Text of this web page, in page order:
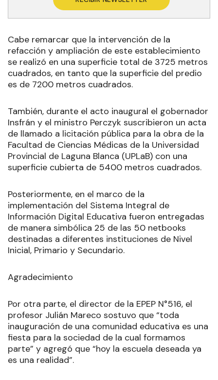
Cabe remarcar que la intervención de la
refacción y ampliación de este establecimiento
se realizó en una superficie total de 3725 metros
cuadrados, en tanto que la superficie del predio
es de 7200 metros cuadrados.
También, durante el acto inaugural el gobernador
Insfrán y el ministro Perczyk suscribieron un acta
de llamado a licitación pública para la obra de la
Facultad de Ciencias Médicas de la Universidad
Provincial de Laguna Blanca (UPLaB) con una
superficie cubierta de 5400 metros cuadrados.
Posteriormente, en el marco de la
implementación del Sistema Integral de
Información Digital Educativa fueron entregadas
de manera simbólica 25 de las 50 netbooks
destinadas a diferentes instituciones de Nivel
Inicial, Primario y Secundario.
Agradecimiento
Por otra parte, el director de la EPEP N°516, el
profesor Julián Mareco sostuvo que “toda
inauguración de una comunidad educativa es una
fiesta para la sociedad de la cual formamos
parte” y agregó que “hoy la escuela deseada ya
es una realidad”.